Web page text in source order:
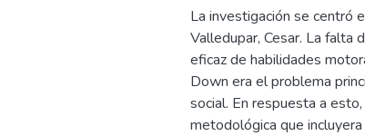
La investigación se centró
Valledupar, Cesar. La falta
eficaz de habilidades
Down era el problema
social. En respuesta a
metodológica que